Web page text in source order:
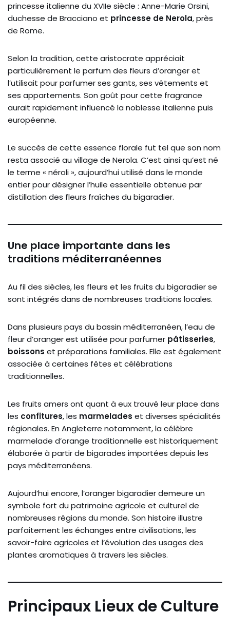
princesse italienne du XVIIe siècle : Anne-Marie Orsini,
duchesse de Bracciano et princesse de Nerola, près
de Rome.
Selon la tradition, cette aristocrate appréciait
particulièrement le parfum des fleurs d’oranger et
l’utilisait pour parfumer ses gants, ses vêtements et
ses appartements. Son goût pour cette fragrance
aurait rapidement influencé la noblesse italienne puis
européenne.
Le succès de cette essence florale fut tel que son nom
resta associé au village de Nerola. C’est ainsi qu’est né
le terme « néroli », aujourd’hui utilisé dans le monde
entier pour désigner l’huile essentielle obtenue par
distillation des fleurs fraîches du bigaradier.
Une place importante dans les
traditions méditerranéennes
Au fil des siècles, les fleurs et les fruits du bigaradier se
sont intégrés dans de nombreuses traditions locales.
Dans plusieurs pays du bassin méditerranéen, l’eau de
fleur d’oranger est utilisée pour parfumer pâtisseries,
boissons et préparations familiales. Elle est également
associée à certaines fêtes et célébrations
traditionnelles.
Les fruits amers ont quant à eux trouvé leur place dans
les confitures, les marmelades et diverses spécialités
régionales. En Angleterre notamment, la célèbre
marmelade d’orange traditionnelle est historiquement
élaborée à partir de bigarades importées depuis les
pays méditerranéens.
Aujourd’hui encore, l’oranger bigaradier demeure un
symbole fort du patrimoine agricole et culturel de
nombreuses régions du monde. Son histoire illustre
parfaitement les échanges entre civilisations, les
savoir-faire agricoles et l’évolution des usages des
plantes aromatiques à travers les siècles.
Principaux Lieux de Culture